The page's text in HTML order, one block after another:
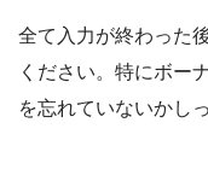
全て入力が終わった
ください。特にボー
を忘れていないかし